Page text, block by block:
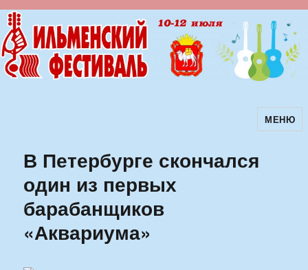
Ильменский фестиваль авторскойМЕНЮ
В Петербурге скончался
один из первых
барабанщиков
«Аквариума»